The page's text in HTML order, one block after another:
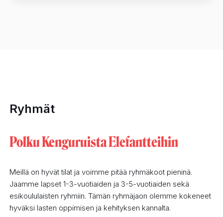
Ryhmät
Polku Kenguruista Elefantteihin
Meillä on hyvät tilat ja voimme pitää ryhmäkoot pieninä.
Jaamme lapset 1-3-vuotiaiden ja 3-5-vuotiaiden sekä
esikoululaisten ryhmiin. Tämän ryhmäjaon olemme kokeneet
hyväksi lasten oppimisen ja kehityksen kannalta.